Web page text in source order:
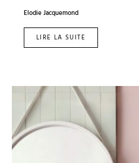
Elodie Jacquemond
LIRE LA SUITE